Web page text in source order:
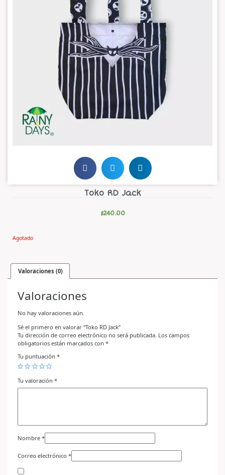
Toko RD Jack
$240.00
Agotado
Valoraciones (0)
Valoraciones
No hay valoraciones aún.
Sé el primero en valorar “Toko RD Jack”
Tu dirección de correo electrónico no será publicada. Los campos
obligatorios están marcados con *
Tu puntuación *
Tu valoración *
Nombre *
Correo electrónico *